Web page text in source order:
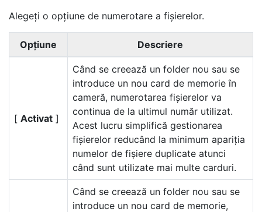
Alegeți o opțiune de numerotare a fișierelor.
Opțiune Descriere
[ Activat ]
Când se creează un folder nou sau se
introduce un nou card de memorie în
cameră, numerotarea fișierelor va
continua de la ultimul număr utilizat.
Acest lucru simplifică gestionarea
fișierelor reducând la minimum apariția
numelor de fișiere duplicate atunci
când sunt utilizate mai multe carduri.
Când se creează un folder nou sau se
introduce un nou card de memorie,